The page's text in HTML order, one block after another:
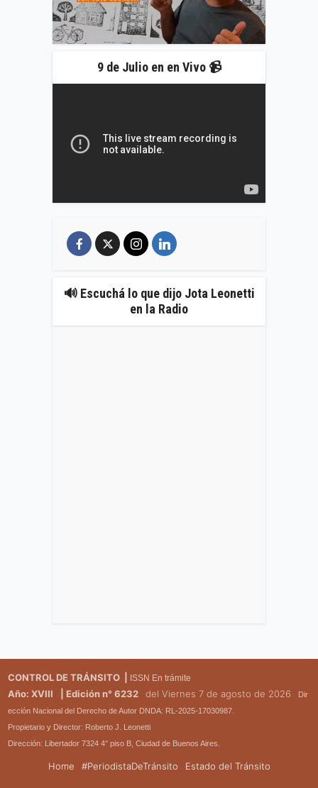
9 de Julio en en Vivo 📹
🔊 Escuchá lo que dijo Jota Leonetti
en la Radio
CONTROL DE TRÁNSITO | ISSN En trámite
Año: XVIII | Edición n° 6232 del Viernes 7 de agosto de 2026
Dir
ección Nacional del Derecho de Autor DNDA: RL-2025-17030987.
Propietario y Director: Roberto J. Leonetti
Dirección: Libertador 7324 4° piso B, Ciudad de Buenos Aires.
Home #PeriodistaDeTránsito Estado del Tránsito